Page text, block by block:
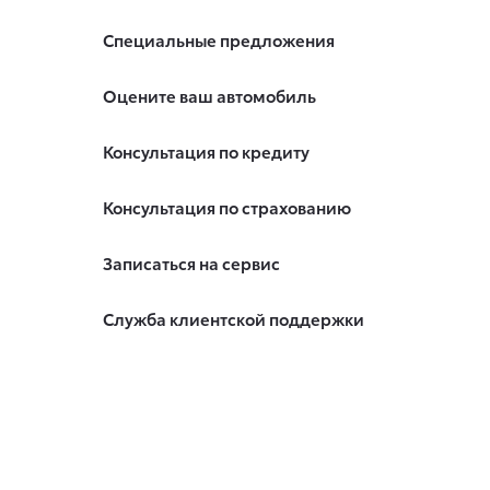
Специальные предложения
Оцените ваш автомобиль
Консультация по кредиту
Консультация по страхованию
Записаться на сервис
Служба клиентской поддержки